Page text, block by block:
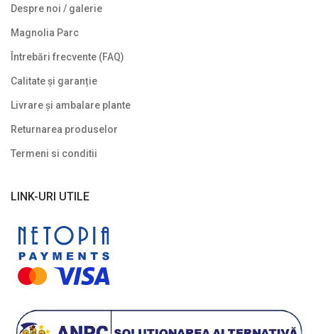
Despre noi / galerie
Magnolia Parc
Întrebări frecvente (FAQ)
Calitate și garanție
Livrare și ambalare plante
Returnarea produselor
Termeni si conditii
LINK-URI UTILE